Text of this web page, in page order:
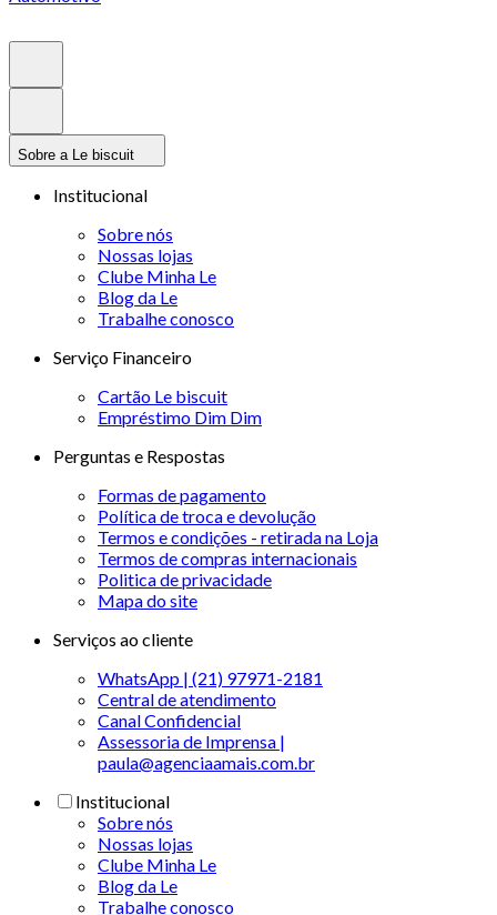
Sobre a Le biscuit
Institucional
Sobre nós
Nossas lojas
Clube Minha Le
Blog da Le
Trabalhe conosco
Serviço Financeiro
Cartão Le biscuit
Empréstimo Dim Dim
Perguntas e Respostas
Formas de pagamento
Política de troca e devolução
Termos e condições - retirada na Loja
Termos de compras internacionais
Politica de privacidade
Mapa do site
Serviços ao cliente
WhatsApp | (21) 97971-2181
Central de atendimento
Canal Confidencial
Assessoria de Imprensa |
paula@agenciaamais.com.br
Institucional
Sobre nós
Nossas lojas
Clube Minha Le
Blog da Le
Trabalhe conosco